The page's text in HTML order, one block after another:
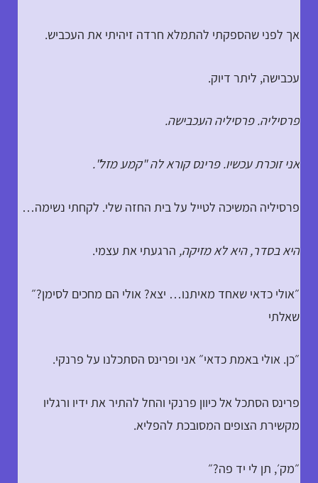
אך לפני שהספקתי להתמלא חרדה זיהיתי את העכביש.
עכבישה, ליתר דיוק.
פרסיליה. פרסיליה העכבישה.
אני זוכרת עכשיו. פרינס קורא לה "קמע מזל".
פרסיליה המשיכה לטייל על בית החזה שלי. לקחתי נשימה…
היא בסדר, היא לא מזיקה, הרגעתי את עצמי.
״אולי כדאי שאחד מאיתנו… יצא? אולי הם מחכים לסימן?״
שאלתי
״כן. אולי באמת כדאי״ אני ופרינס הסתכלנו על פרנקי.
פרינס הסתכל אל כיוון פרנקי והחל להתיר את ידיו ורגליו
מקשירת הצופים המסובכת להפליא.
״מק׳, תן לי יד פה?״